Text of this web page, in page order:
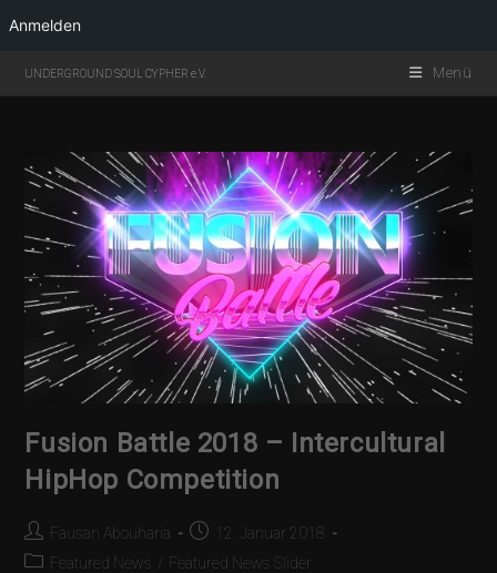
Anmelden
UNDERGROUND SOUL CYPHER e.V. Menü
Fusion Battle 2018 – Intercultural
HipHop Competition
Fausan Abouharia
12. Januar 2018
Featured News
Featured News Slider